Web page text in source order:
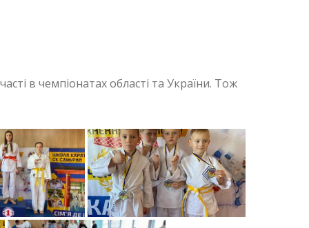
в чемпіонатах області та України. Тож